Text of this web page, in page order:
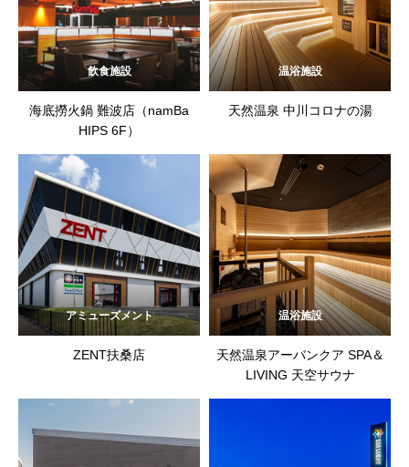
飲食施設
海底撈火鍋 難波店（namBa
HIPS 6F）
温浴施設
天然温泉 中川コロナの湯
アミューズメント
ZENT扶桑店
温浴施設
天然温泉アーバンクア SPA＆
LIVING 天空サウナ